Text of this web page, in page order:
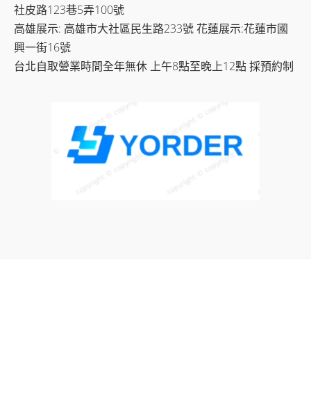
社皮路123巷5弄100號
高雄展示: 高雄市大社區民生路233號 花蓮展示:花蓮市國
興一街16號
台北自取營業時間全年無休 上午8點至晚上12點 採預約制